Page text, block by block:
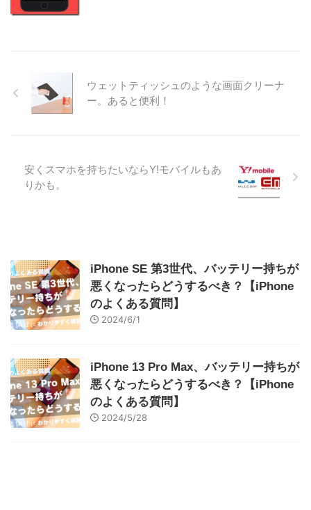
ウェットティッシュのような画面クリーナ
ー。あると便利！
安くスマホを持ちたいならY!モバイルもあ
りかも。
iPhone SE 第3世代、バッテリー持ちが
悪くなったらどうするべき？【iPhone
のよくある質問】
2024/6/1
iPhone 13 Pro Max、バッテリー持ちが
悪くなったらどうするべき？【iPhone
のよくある質問】
2024/5/28